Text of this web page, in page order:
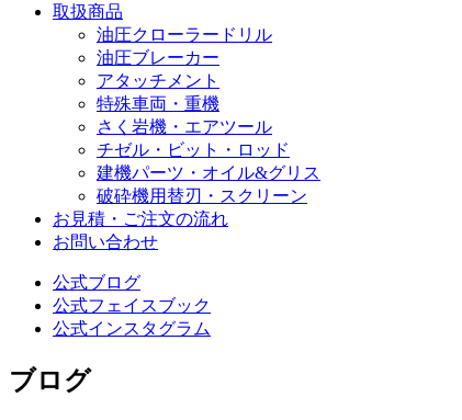
取扱商品
油圧クローラードリル
油圧ブレーカー
アタッチメント
特殊車両・重機
さく岩機・エアツール
チゼル・ビット・ロッド
建機パーツ・オイル&グリス
破砕機用替刃・スクリーン
お見積・ご注文の流れ
お問い合わせ
公式ブログ
公式フェイスブック
公式インスタグラム
ブログ